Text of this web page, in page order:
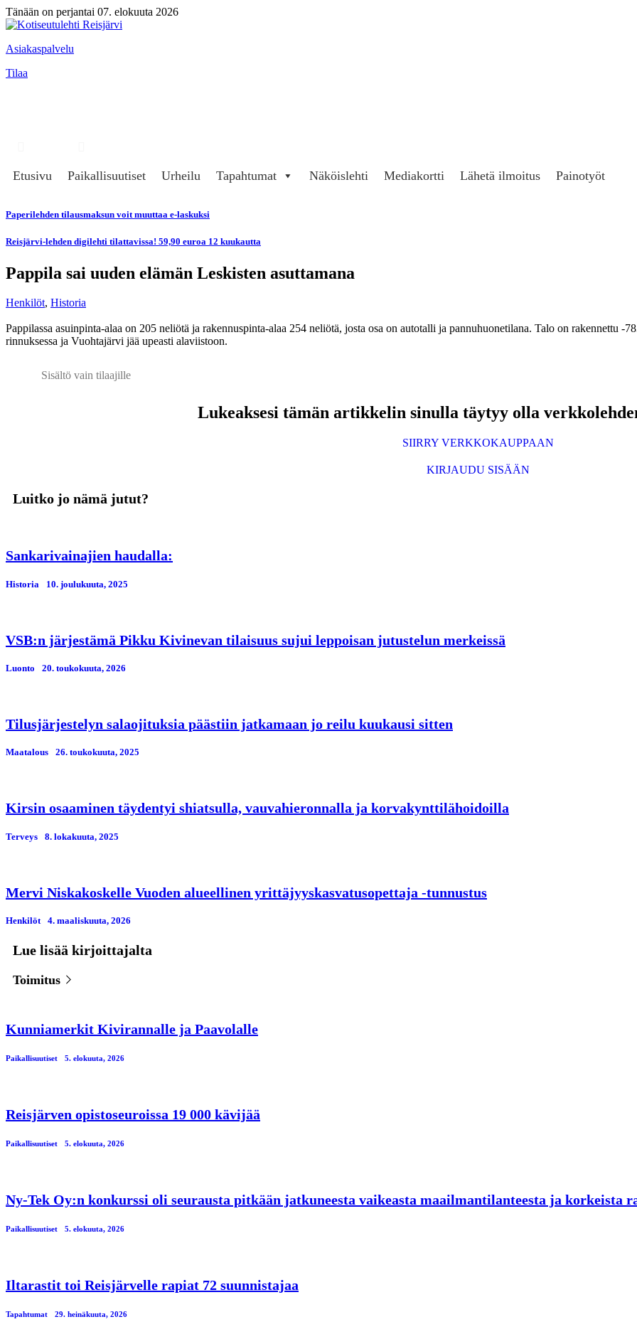
Tänään on perjantai 07. elokuuta 2026
Asiakaspalvelu
Tilaa
Etusivu
Paikallisuutiset Urheilu Tapahtumat Näköislehti Mediakortti Lähetä ilmoitus Painotyöt
Paperilehden tilausmaksun voit muuttaa e-laskuksi
Reisjärvi-lehden digilehti tilattavissa! 59,90 euroa 12 kuukautta
Pappila sai uuden elämän Leskisten asuttamana
Henkilöt, Historia
Pappilassa asuinpinta-alaa on 205 neliötä ja rakennuspinta-alaa 254 neliötä, josta osa on autotalli ja pannuhuonetilana. Talo on rakennettu
rinnuksessa ja Vuohtajärvi jää upeasti alaviistoon.
Sisältö vain tilaajille
Lukeaksesi tämän artikkelin sinulla täytyy olla
SIIRRY VERKKOKAUPPAAN
KIRJAUDU SISÄÄN
Luitko jo nämä jutut?
Sankarivainajien haudalla:
Historia 10. јoulukuuta, 2025
VSB:n järjestämä Pikku Kivinevan tilaisuus sujui leppoisan jutustelun merkeissä
Luonto 20. toukokuuta, 2026
Tilusjärjestelyn salaojituksia päästiin jatkamaan jo reilu kuukausi sitten
Maatalous 26. toukokuuta, 2025
Kirsin osaaminen täydentyi shiatsulla, vauvahieronnalla ja korvakynttilähoidoilla
Terveys 8. lokakuuta, 2025
Mervi Niskakoskelle Vuoden alueellinen yrittäjyyskasvatusopettaja -tunnustus
Henkilöt 4. maaliskuuta, 2026
Lue lisää kirjoittajalta
Toimitus
Kunniamerkit Kivirannalle ja Paavolalle
Paikallisuutiset 5. elokuuta, 2026
Reisjärven opistoseuroissa 19 000 kävijää
Paikallisuutiset 5. elokuuta, 2026
Ny-Tek Oy:n konkurssi oli seurausta pitkään jatkuneesta vaikeasta maailmantilanteesta ja korkeista
Paikallisuutiset 5. elokuuta, 2026
Iltarastit toi Reisjärvelle rapiat 72 suunnistajaa
Tapahtumat 29. heinäkuuta, 2026